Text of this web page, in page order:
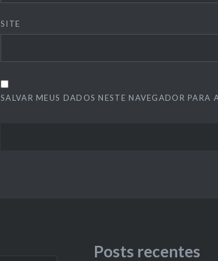
SITE
SALVAR MEUS DADOS NESTE NAVEGADOR PARA
Posts recentes